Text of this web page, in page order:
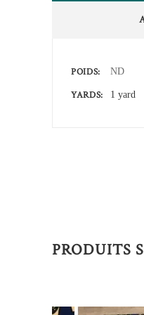
POIDS ND
YARDS 1 yard
PRODUITS